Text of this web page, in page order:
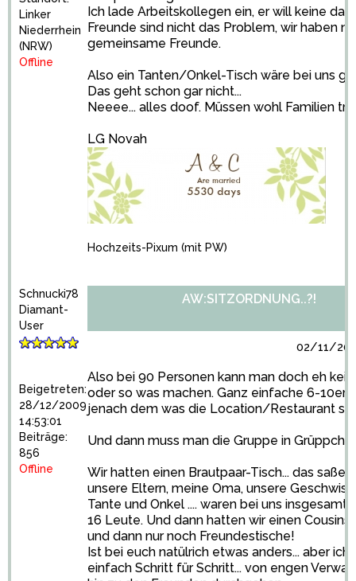
Linker
Niederrhein
(NRW)
Offline
Ich lade Arbeitskollegen ein, er will keine
Freunde sind nicht das Problem, wir haben
gemeinsame Freunde.
Also ein Tanten/Onkel-Tisch wäre bei uns
Das geht schon gar nicht...
Neeee... alles doof. Müssen wohl Familien
LG Novah
Hochzeits-Pixum (mit PW)
Schnucki78
Diamant-
User
Beigetreten:
28/12/2009
14:53:01
Beiträge:
856
Offline
AW:SITZORDNUNG..?!
02/11/
Also bei 90 Personen kann man doch eh
oder so was machen. Ganz einfache 6-10er
jenach dem was die Location/Restaurant
Und dann muss man die Gruppe in
Wir hatten einen Brautpaar-Tisch... das saßen
unsere Eltern, meine Oma, unsere
Tante und Onkel .... waren bei uns insgesamt
16 Leute. Und dann hatten wir einen
und dann nur noch Freundestische!
Ist bei euch natülrich etwas anders... aber ich
einfach Schritt für Schritt... von engen